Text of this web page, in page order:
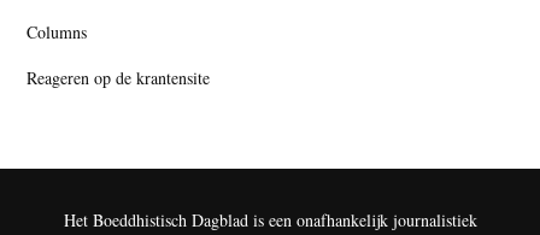
Columns
Reageren op de krantensite
Het Boeddhistisch Dagblad is een onafhankelijk journalistiek